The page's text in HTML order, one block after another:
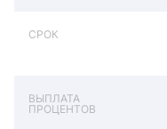
СРОК
ВЫПЛАТА
ПРОЦЕНТОВ